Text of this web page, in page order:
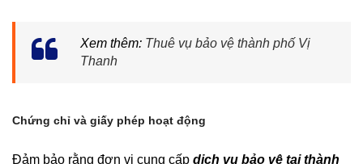
Xem thêm: Thuê vụ bảo vệ thành phố Vị
Thanh
Chứng chỉ và giấy phép hoạt động
Đảm bảo rằng đơn vị cung cấp dịch vụ bảo vệ tại thành